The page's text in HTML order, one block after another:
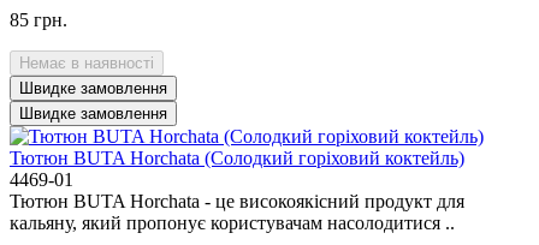
85 грн.
Немає в наявності
Швидке замовлення
Швидке замовлення
Тютюн BUTA Horchata (Солодкий горіховий коктейль)
4469-01
Тютюн BUTA Horchata - це високоякісний продукт для
кальяну, який пропонує користувачам насолодитися ..